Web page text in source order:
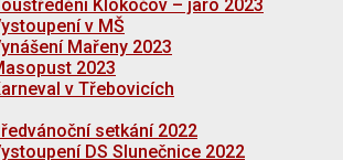
Klokočov – jaro 2023
v MŠ
Mařeny 2023
2023
v Třebovicích
setkání 2022
DS Slunečnice 2022